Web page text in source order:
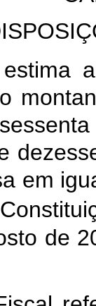
a
em
de